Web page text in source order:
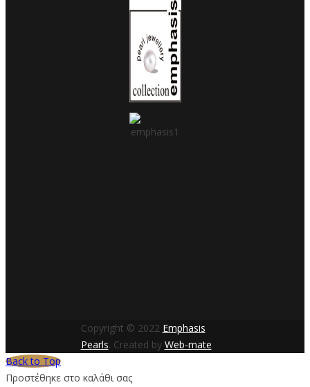
Copyright © 2022 Emphasis
Pearls. Created by Web-mate.
Back to Top
Προστέθηκε στο καλάθι σας